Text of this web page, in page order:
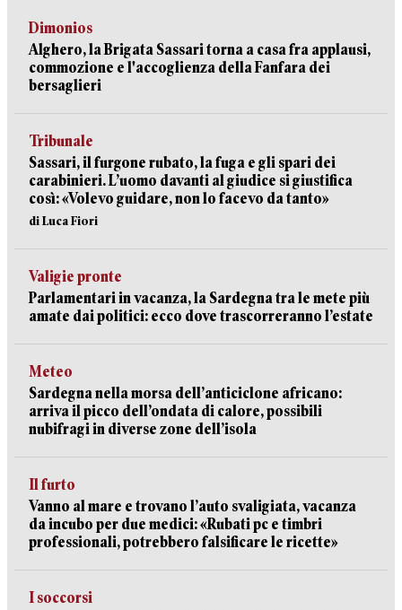
Dimonios
Alghero, la Brigata Sassari torna a casa fra applausi,
commozione e l'accoglienza della Fanfara dei
bersaglieri
Tribunale
Sassari, il furgone rubato, la fuga e gli spari dei
carabinieri. L’uomo davanti al giudice si giustifica
così: «Volevo guidare, non lo facevo da tanto»
di Luca Fiori
Valigie pronte
Parlamentari in vacanza, la Sardegna tra le mete più
amate dai politici: ecco dove trascorreranno l’estate
Meteo
Sardegna nella morsa dell’anticiclone africano:
arriva il picco dell’ondata di calore, possibili
nubifragi in diverse zone dell’isola
Il furto
Vanno al mare e trovano l’auto svaligiata, vacanza
da incubo per due medici: «Rubati pc e timbri
professionali, potrebbero falsificare le ricette»
I soccorsi